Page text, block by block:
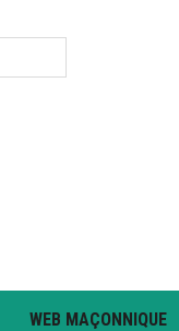
WEB MAÇONNIQUE